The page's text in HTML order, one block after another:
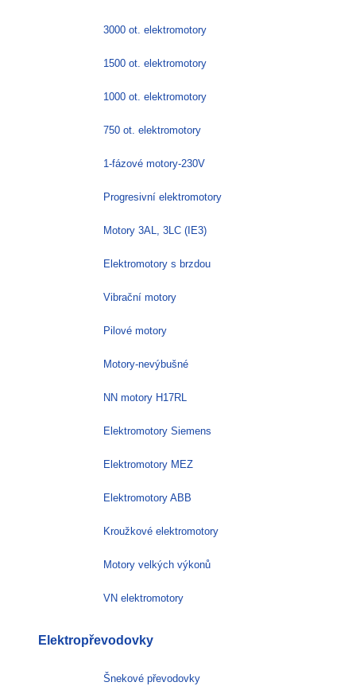
3000 ot. elektromotory
1500 ot. elektromotory
1000 ot. elektromotory
750 ot. elektromotory
1-fázové motory-230V
Progresivní elektromotory
Motory 3AL, 3LC (IE3)
Elektromotory s brzdou
Vibrační motory
Pilové motory
Motory-nevýbušné
NN motory H17RL
Elektromotory Siemens
Elektromotory MEZ
Elektromotory ABB
Kroužkové elektromotory
Motory velkých výkonů
VN elektromotory
Elektropřevodovky
Šnekové převodovky